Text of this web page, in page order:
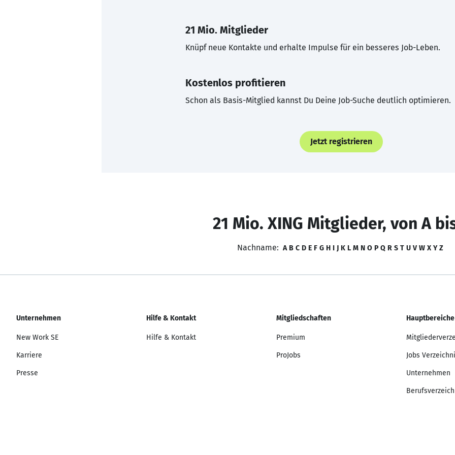
21 Mio. Mitglieder
Knüpf neue Kontakte und erhalte Impulse für ein besseres Job-Leben.
Kostenlos profitieren
Schon als Basis-Mitglied kannst Du Deine Job-Suche deutlich optimieren.
Jetzt registrieren
21 Mio. XING Mitglieder, von A
Nachname: A B C D E F G H I J K L M N O P Q R S T U V W X Y Z
Unternehmen
New Work SE
Karriere
Presse
Hilfe & Kontakt
Hilfe & Kontakt
Mitgliedschaften
Premium
ProJobs
Hauptbereiche
Jobs
Unternehmen